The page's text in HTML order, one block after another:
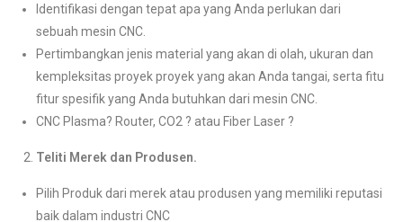
Identifikasi dengan tepat apa yang Anda perlukan dari
sebuah mesin CNC.
Pertimbangkan jenis material yang akan di olah, ukuran dan
kempleksitas proyek proyek yang akan Anda tangai, serta fitu
fitur spesifik yang Anda butuhkan dari mesin CNC.
CNC Plasma? Router, CO2 ? atau Fiber Laser ?
Teliti Merek dan Produsen.
Pilih Produk dari merek atau produsen yang memiliki reputasi
baik dalam industri CNC